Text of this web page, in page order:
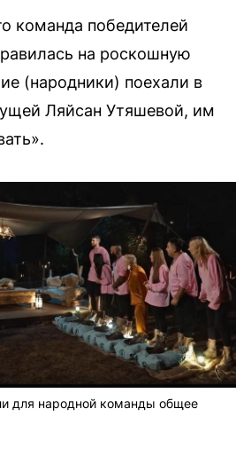
команда победителей
на роскошную
(народники) поехали в
Ляйсан Утяшевой, им
для народной команды общее